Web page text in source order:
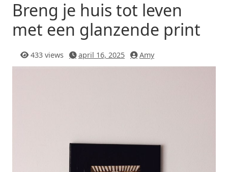
Breng je huis tot leven
met een glanzende print
433 views april 16, 2025 Amy